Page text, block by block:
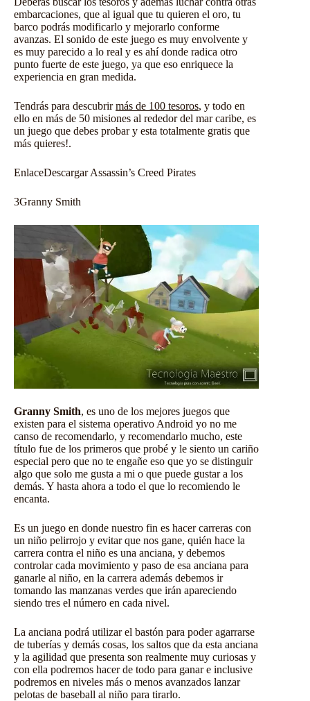
embarcaciones, que al igual que tu quieren el oro, tu
barco podrás modificarlo y mejorarlo conforme
avanzas. El sonido de este juego es muy envolvente y
es muy parecido a lo real y es ahí donde radica otro
punto fuerte de este juego, ya que eso enriquece la
experiencia en gran medida.
Tendrás para descubrirmás de 100 tesoros, y todo en
ello en más de 50 misiones al rededor del mar caribe, es
un juego que debes probar y esta totalmente gratis que
más quieres!.
EnlaceDescargar Assassin’s Creed Pirates
3Granny Smith
Granny Smith, es uno de los mejores juegos que
existen para el sistema operativo Android yo no me
canso de recomendarlo, y recomendarlo mucho, este
título fue de los primeros que probé y le siento un cariño
especial pero que no te engañe eso que yo se distinguir
algo que solo me gusta a mi o que puede gustar a los
demás. Y hasta ahora a todo el que lo recomiendo le
encanta.
Es un juego en donde nuestro fin es hacer carreras con
un niño pelirrojo y evitar que nos gane, quién hace la
carrera contra el niño es una anciana, y debemos
controlar cada movimiento y paso de esa anciana para
ganarle al niño, en la carrera además debemos ir
tomando las manzanas verdes que irán apareciendo
siendo tres el número en cada nivel.
La anciana podrá utilizar el bastón para poder agarrarse
de tuberías y demás cosas, los saltos que da esta anciana
y la agilidad que presenta son realmente muy curiosas y
con ella podremos hacer de todo para ganar e inclusive
podremos en niveles más o menos avanzados lanzar
pelotas de baseball al niño para tirarlo.